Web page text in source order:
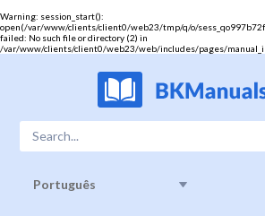
Warning: session_start():
open(/var/www/clients/client0/web23/tmp/q/o/
failed: No such file or directory (2) in
/var/www/clients/client0/web23/web/includes/pages/
Português